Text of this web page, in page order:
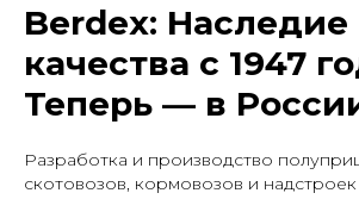
Berdex: Наследие
качества с 1947
Теперь — в
Разработка и производство
скотовозов, кормовозов и